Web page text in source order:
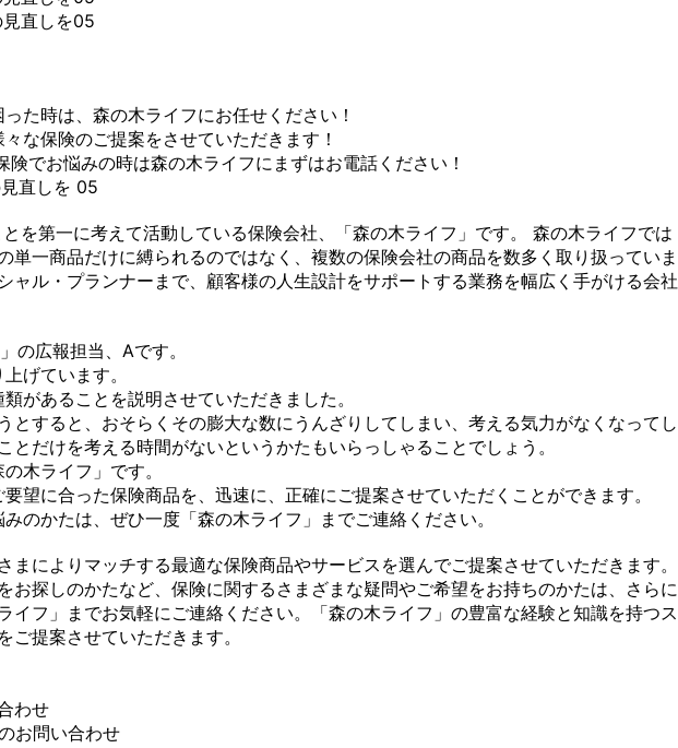
直しを05
た時は、森の木ライフにお任せください！
な保険のご提案をさせていただきます！
でお悩みの時は森の木ライフにまずはお電話ください！
直しを 05
を第一に考えて活動している保険会社、「森の木ライフ」です。 森の木ライフでは
一商品だけに縛られるのではなく、複数の保険会社の商品を数多く取り扱っていま
ル・プランナーまで、顧客様の人生設計をサポートする業務を幅広く手がける会社
の広報担当、Aです。
げています。
があることを説明させていただきました。
すると、おそらくその膨大な数にうんざりしてしまい、考える気力がなくなってし
だけを考える時間がないというかたもいらっしゃることでしょう。
木ライフ」です。
望に合った保険商品を、迅速に、正確にご提案させていただくことができます。
のかたは、ぜひ一度「森の木ライフ」までご連絡ください。
によりマッチする最適な保険商品やサービスを選んでご提案させていただきます。
探しのかたなど、保険に関するさまざまな疑問やご希望をお持ちのかたは、さらに
フ」までお気軽にご連絡ください。「森の木ライフ」の豊富な経験と知識を持つス
提案させていただきます。